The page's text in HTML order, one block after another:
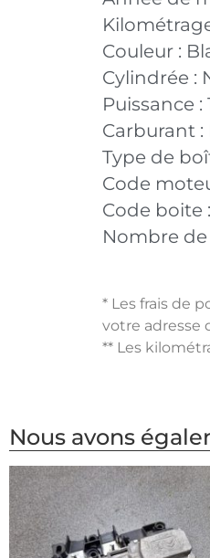
Couleur :
Cylindrée :
Puissance :
Carburant :
Type de
Code
Code boite :
Nombre
* Les frais de
votre adresse
** Les
Nous avons